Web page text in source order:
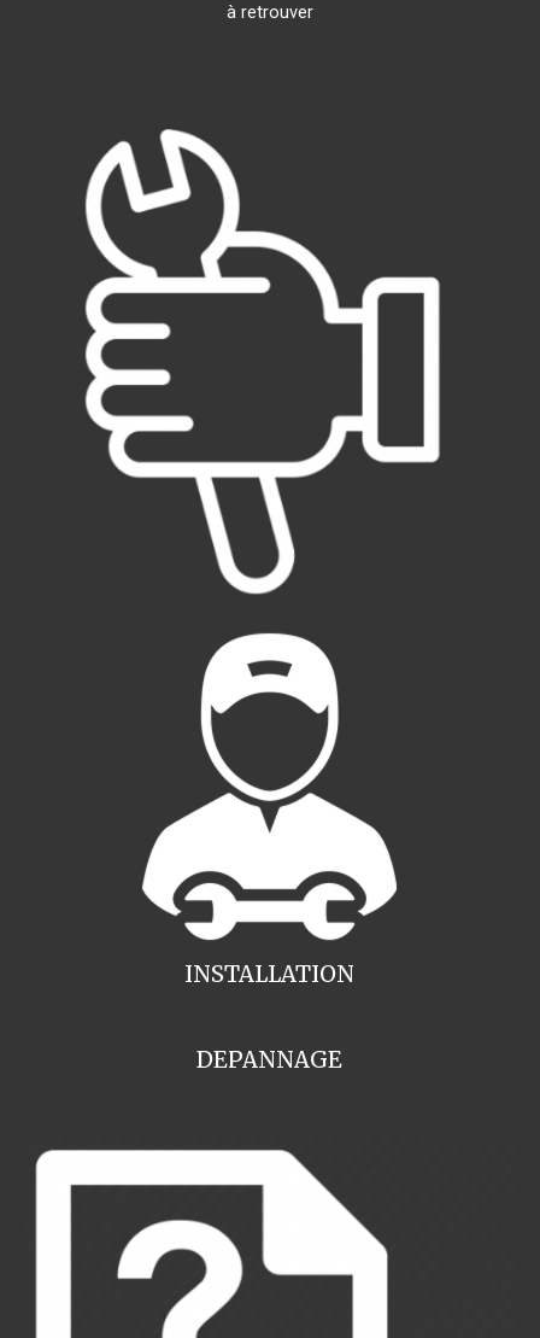
à retrouver
INSTALLATION
DEPANNAGE